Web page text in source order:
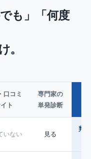
も」「何度
。
口コミ
ト
専門家の
単発診断
いない 見る
判